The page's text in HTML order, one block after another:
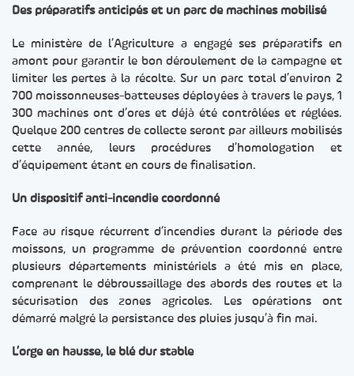
Des préparatifs anticipés et un parc de machines mobilisé
Le ministère de l’Agriculture a engagé ses préparatifs en
amont pour garantir le bon déroulement de la campagne et
limiter les pertes à la récolte. Sur un parc total d’environ 2
700 moissonneuses-batteuses déployées à travers le pays, 1
300 machines ont d’ores et déjà été contrôlées et réglées.
Quelque 200 centres de collecte seront par ailleurs mobilisés
cette année, leurs procédures d’homologation et
d’équipement étant en cours de finalisation.
Un dispositif anti-incendie coordonné
Face au risque récurrent d’incendies durant la période des
moissons, un programme de prévention coordonné entre
plusieurs départements ministériels a été mis en place,
comprenant le débroussaillage des abords des routes et la
sécurisation des zones agricoles. Les opérations ont
démarré malgré la persistance des pluies jusqu’à fin mai.
L’orge en hausse, le blé dur stable